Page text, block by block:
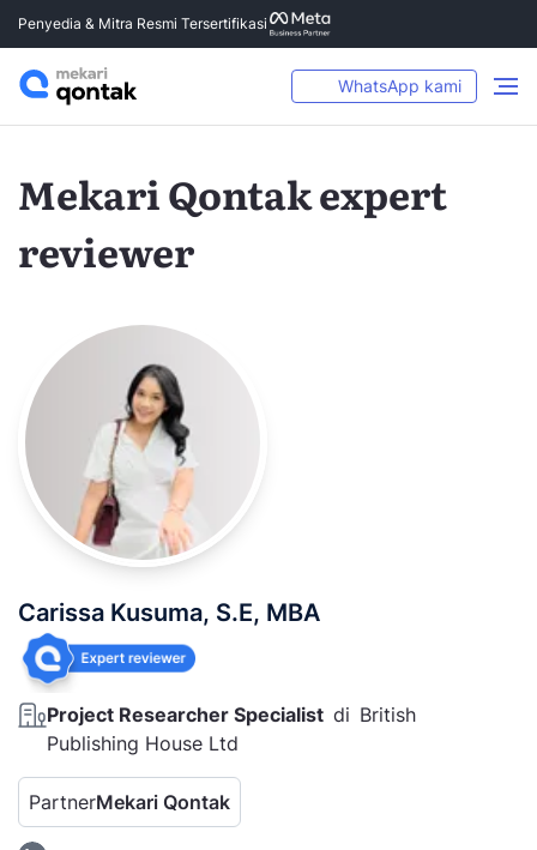
Penyedia & Mitra Resmi Tersertifikasi
WhatsApp kami
Mekari Qontak expert
reviewer
Carissa Kusuma, S.E, MBA
Project Researcher Specialist di British
Publishing House Ltd
PartnerMekari Qontak